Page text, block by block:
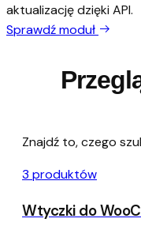
aktualizację dzięki API.
Sprawdź moduł
Znajdź to, czego
3 produktów
Wtyczki do